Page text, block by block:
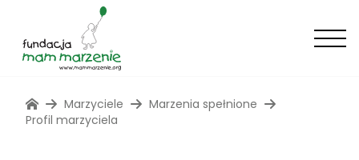
Marzyciele
Marzenia spełnione
Profil marzyciela